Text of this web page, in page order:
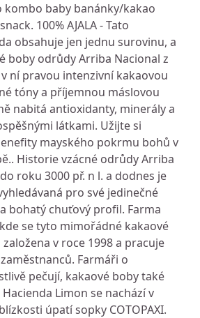
baby banánky/kakao
100% AJALA - Tato
obsahuje jen jednu surovinu, a
boby odrůdy Arriba Nacional z
ní pravou intenzivní kakaovou
tóny a příjemnou máslovou
nabitá antioxidanty, minerály a
látkami. Užijte si
mayského pokrmu bohů v
Historie vzácné odrůdy Arriba
roku 3000 př. n l. a dodnes je
pro své jedinečné
bohatý chuťový profil. Farma
se tyto mimořádné kakaové
v roce 1998 a pracuje
Farmáři o
pečují, kakaové boby také
Limon se nachází v
úpatí sopky COTOPAXI.